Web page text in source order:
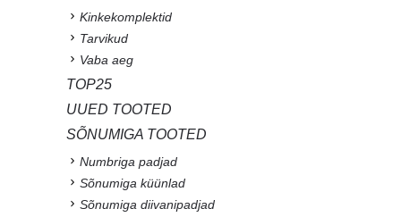
Kinkekomplektid
Tarvikud
Vaba aeg
TOP25
UUED TOOTED
SÕNUMIGA TOOTED
Numbriga padjad
Sõnumiga küünlad
Sõnumiga diivanipadjad